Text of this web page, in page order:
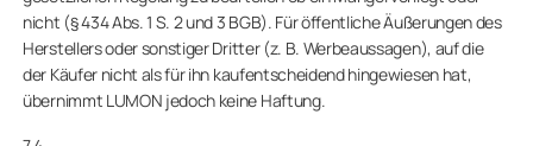
nicht (§ 434 Abs. 1 S. 2 und 3 BGB). Für öffentliche Äußerungen des
Herstellers oder sonstiger Dritter (z. B. Werbeaussagen), auf die
der Käufer nicht als für ihn kaufentscheidend hingewiesen hat,
übernimmt LUMON jedoch keine Haftung.